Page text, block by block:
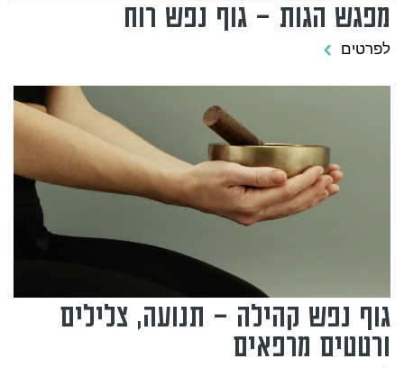
מפגש הגות – גוף נפש רוח
לפרטים
גוף נפש קהילה – תנועה, צלילים
ורטטים מרפאים